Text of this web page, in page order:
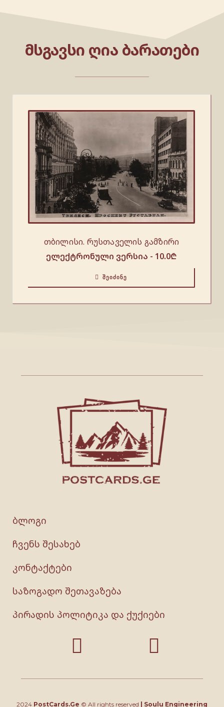
ᲛᲡᲒᲐᲕᲡᲘ ᲦᲘᲐ ᲑᲐᲠᲐᲗᲔᲑᲘ
თბილისი. რუსთაველის გამზირი
ელექტრონული ვერსია - 10.0₾
ᲨᲔᲘᲫᲘᲜᲔ
ბლოგი
ჩვენს შესახებ
კონტაქტები
საზოგადო შეთავაზება
პირადის პოლიტიკა და ქუქიები
2024 PostCards.Ge © All rights reserved Soulu Engineering